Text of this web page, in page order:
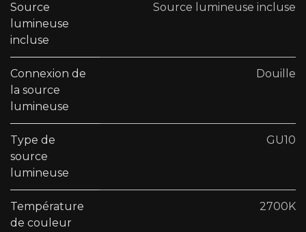
Source
lumineuse
incluse
Source lumineuse incluse
Connexion de
la source
lumineuse
Douille
Type de
source
lumineuse
GU10
Température
de couleur
2700K